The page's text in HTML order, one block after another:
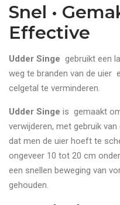
Snel •
Effective
Udder Singe gebruikt een
weg te branden van de uier
celgetal te verminderen.
Udder Singe is gemaakt
verwijderen, met gebruik
dat men de uier hoeft te
ongeveer 10 tot 20 cm
een snellen beweging van
gehouden.